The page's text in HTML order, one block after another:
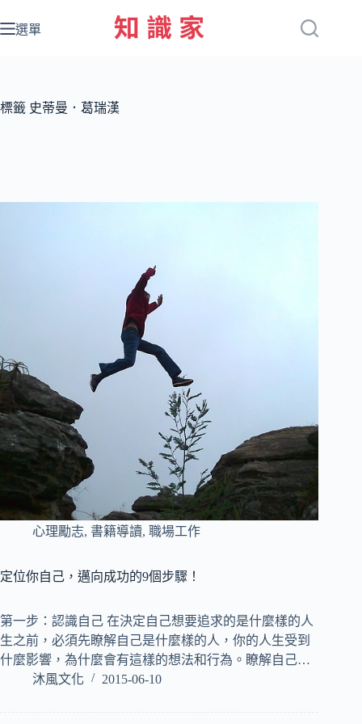
至
容
選單
標籤 史蒂曼．葛瑞漢
心理勵志, 書籍導讀, 職場工作
定位你自己，邁向成功的9個步驟！
第一步：認識自己 在決定自己想要追求的是什麼樣的人
生之前，必須先瞭解自己是什麼樣的人，你的人生受到
什麼影響，為什麼會有這樣的想法和行為。瞭解自己…
沐風文化
2015-06-10